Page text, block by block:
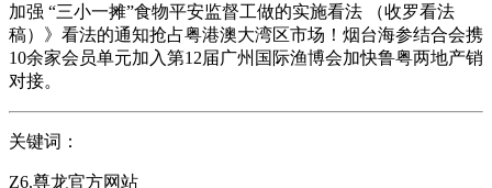
加强 “三小一摊”食物平安监督工做的实施看法 （收罗看法
稿）》看法的通知抢占粤港澳大湾区市场！烟台海参结合会携
10余家会员单元加入第12届广州国际渔博会加快鲁粤两地产销
对接。
关键词：
Z6.尊龙官方网站